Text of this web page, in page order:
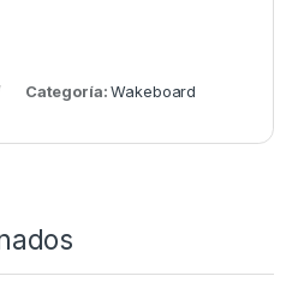
Categoría:Wakeboard